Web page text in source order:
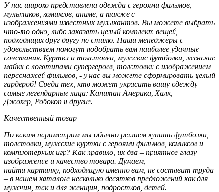
У нас широко представлена одежда с героями фильмов,
мультиков, комиксов, аниме, а также с
изображениями известных музыкантов. Вы можете выбрать
что-то одно, либо заказать целый комплект вещей,
подходящих друг другу по стилю. Наши менеджеры с
удовольствием помогут подобрать вам наиболее удачные
сочетания. Куртки и толстовки, мужские футболки, женские
майки с логотипами супергероев, толстовки с изображением
персонажей фильмов, - у нас вы можете сформировать целый
гардероб! Среди тех, кто может украсить вашу одежду –
самые легендарные лица: Капитан Америка, Халк,
Джокер, Робокоп и другие.
Качественный товар
По каким параметрам мы обычно решаем купить футболки,
толстовки, мужские куртки с героями фильмов, комиксов и
компьютерных игр? Как правило, их два – приятное глазу
изображение и качество товара. Думаем,
найти картинку, подходящую именно вам, не составит труда
– в нашем каталоге несколько десятков предложений как для
мужчин, так и для женщин, подростков, детей.